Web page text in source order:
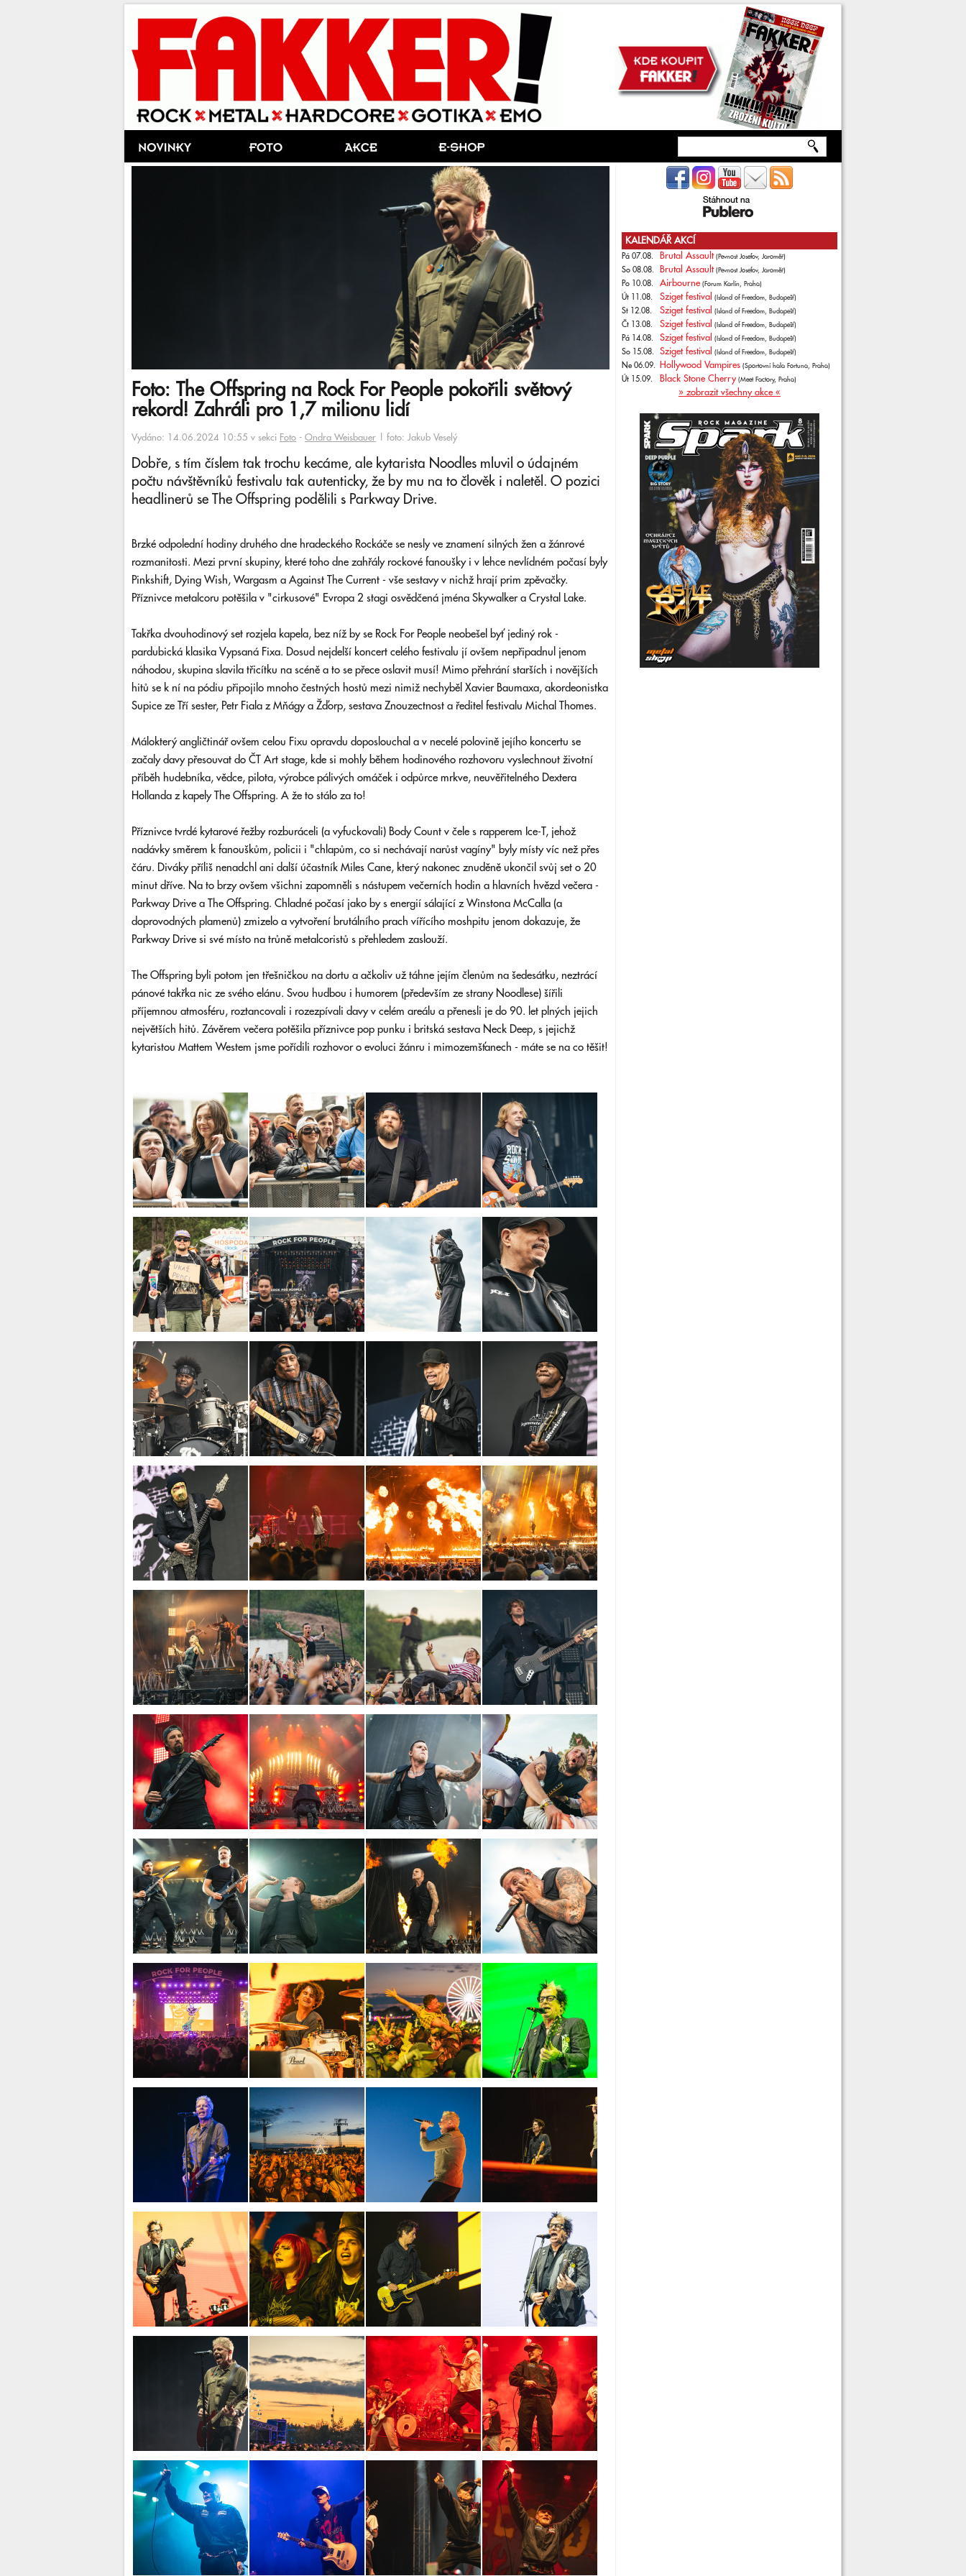
Foto: The Offspring na Rock For People pokořili světový
rekord! Zahráli pro 1,7 milionu lidí
Vydáno: 14.06.2024 10:55 v sekci Foto - Ondra Weisbauer | foto: Jakub Veselý
Dobře, s tím číslem tak trochu kecáme, ale kytarista Noodles mluvil o údajném
počtu návštěvníků festivalu tak autenticky, že by mu na to člověk i naletěl. O pozici
headlinerů se The Offspring podělili s Parkway Drive.
Brzké odpolední hodiny druhého dne hradeckého Rockáče se nesly ve znamení silných žen a žánrové
rozmanitosti. Mezi první skupiny, které toho dne zahřály rockové fanoušky i v lehce nevlídném počasí byly
Pinkshift, Dying Wish, Wargasm a Against The Current - vše sestavy v nichž hrají prim zpěvačky.
Příznivce metalcoru potěšila v "cirkusové" Evropa 2 stagi osvědčená jména Skywalker a Crystal Lake.
Takřka dvouhodinový set rozjela kapela, bez níž by se Rock For People neobešel byť jediný rok -
pardubická klasika Vypsaná Fixa. Dosud nejdelší koncert celého festivalu jí ovšem nepřipadnul jenom
náhodou, skupina slavila třicítku na scéně a to se přece oslavit musí! Mimo přehrání starších i novějších
hitů se k ní na pódiu připojilo mnoho čestných hostů mezi nimiž nechyběl Xavier Baumaxa, akordeonistka
Supice ze Tří sester, Petr Fiala z Mňágy a Žďorp, sestava Znouzectnost a ředitel festivalu Michal Thomes.
Málokterý angličtinář ovšem celou Fixu opravdu doposlouchal a v necelé polovině jejího koncertu se
začaly davy přesouvat do ČT Art stage, kde si mohly během hodinového rozhovoru vyslechnout životní
příběh hudebníka, vědce, pilota, výrobce pálivých omáček i odpůrce mrkve, neuvěřitelného Dextera
Hollanda z kapely The Offspring. A že to stálo za to!
Příznivce tvrdé kytarové řežby rozburáceli (a vyfuckovali) Body Count v čele s rapperem Ice-T, jehož
nadávky směrem k fanouškům, policii i "chlapům, co si nechávají narůst vagíny" byly místy víc než přes
čáru. Diváky příliš nenadchl ani další účastník Miles Cane, který nakonec znuděně ukončil svůj set o 20
minut dříve. Na to brzy ovšem všichni zapomněli s nástupem večerních hodin a hlavních hvězd večera -
Parkway Drive a The Offspring. Chladné počasí jako by s energií sálající z Winstona McCalla (a
doprovodných plamenů) zmizelo a vytvoření brutálního prach vířícího moshpitu jenom dokazuje, že
Parkway Drive si své místo na trůně metalcoristů s přehledem zaslouží.
The Offspring byli potom jen třešničkou na dortu a ačkoliv už táhne jejím členům na šedesátku, neztrácí
pánové takřka nic ze svého elánu. Svou hudbou i humorem (především ze strany Noodlese) šířili
příjemnou atmosféru, roztancovali i rozezpívali davy v celém areálu a přenesli je do 90. let plných jejich
největších hitů. Závěrem večera potěšila příznivce pop punku i britská sestava Neck Deep, s jejichž
kytaristou Mattem Westem jsme pořídili rozhovor o evoluci žánru i mimozemšťanech - máte se na co těšit!
KALENDÁŘ AKCÍ
Pá 07.08. Brutal Assault (Pevnost Josefov, Jaroměř)
So 08.08. Brutal Assault (Pevnost Josefov, Jaroměř)
Po 10.08. Airbourne (Forum Karlín, Praha)
Út 11.08. Sziget festival (Island of Freedom, Budapešť)
St 12.08. Sziget festival (Island of Freedom, Budapešť)
Čt 13.08. Sziget festival (Island of Freedom, Budapešť)
Pá 14.08. Sziget festival (Island of Freedom, Budapešť)
So 15.08. Sziget festival (Island of Freedom, Budapešť)
Ne 06.09. Hollywood Vampires (Sportovní hala Fortuna, Praha)
Út 15.09. Black Stone Cherry (Meet Factory, Praha)
» zobrazit všechny akce «